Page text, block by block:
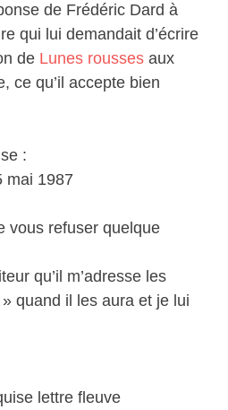
de Frédéric Dard à
qui lui demandait d’écrire
de Lunes rousses aux
ce qu’il accepte bien
:
mai 1987
vous refuser quelque
qu’il m’adresse les
quand il les aura et je lui
lettre fleuve